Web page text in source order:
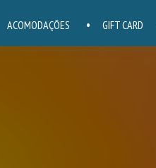
ACOMODAÇÕES GIFT CARD